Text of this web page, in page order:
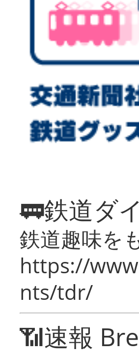
🚃鉄道ダ
鉄道趣味を
https://
nts/tdr/
📶速報